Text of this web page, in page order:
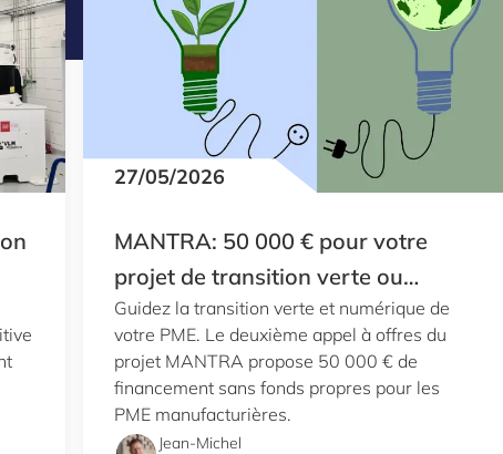
27/05/2026
MANTRA: 50 000 € pour votre
projet de transition verte ou
numérique
Guidez la transition verte et numérique de
votre PME. Le deuxième appel à offres du
projet MANTRA propose 50 000 € de
financement sans fonds propres pour les
PME manufacturières.
Jean-Michel